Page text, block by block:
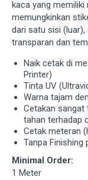
kaca yang memiliki
memungkinkan
dari satu sisi
transparan dan
Naik cetak di
Printer)
Tinta UV
Warna tajam
Cetakan sangat
tahan terhadap
Cetak meteran
Tanpa Finishing
Minimal Order:
1 Meter